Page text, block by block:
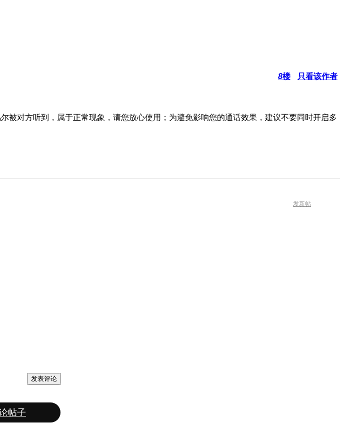
8楼 只看该作者
对方听到，属于正常现象，请您放心使用；为避免影响您的通话效果，建议不要同时开启多
发新帖
发表评论
帖子